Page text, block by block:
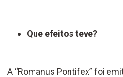
Que efeitos teve?
A “Romanus Pontifex” foi